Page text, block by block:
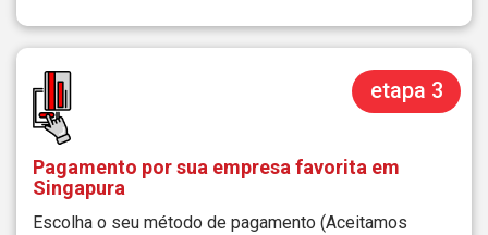
etapa 3
Pagamento por sua empresa favorita em
Singapura
Escolha o seu método de pagamento (Aceitamos